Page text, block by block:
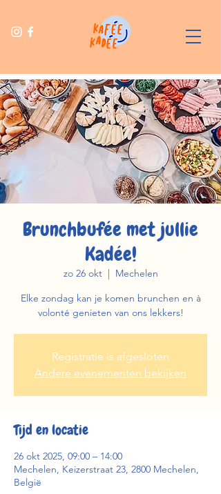
Brunchbufée met jullie
Kadée!
zo 26 okt
  |
Mechelen
Elke zondag kan je komen brunchen en à
volonté genieten van ons lekkers!
Registratie is afgesloten
Andere evenementen bekijken
Tijd en locatie
26 okt 2025, 09:00 – 14:00
Mechelen, Keizerstraat 23, 2800 Mechelen,
België